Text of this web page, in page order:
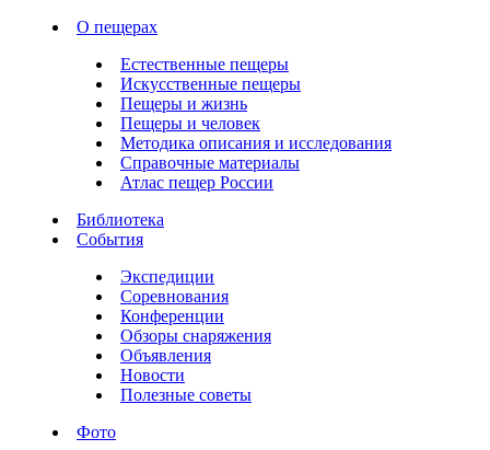
О пещерах
Естественные пещеры
Искусственные пещеры
Пещеры и жизнь
Пещеры и человек
Методика описания и исследования
Справочные материалы
Атлас пещер России
Библиотека
События
Экспедиции
Соревнования
Конференции
Обзоры снаряжения
Объявления
Новости
Полезные советы
Фото